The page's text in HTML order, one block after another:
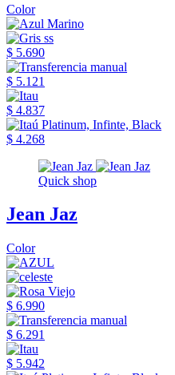
Color
$ 5.690
$ 5.121
$ 4.837
$ 4.268
Quick shop
Jean Jaz
Color
$ 6.990
$ 6.291
$ 5.942